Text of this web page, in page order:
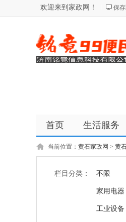
欢迎来到家政网！ 保
首页 生活服务
商品 店铺
当前位置： 黄石家政网 > 黄
栏目分类： 不限
家用电器
工业设备